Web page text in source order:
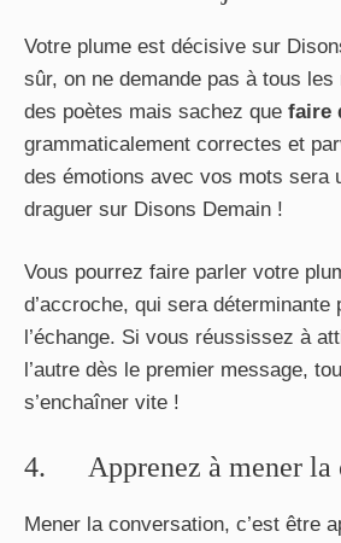
Votre plume est décisive sur
sûr, on ne demande pas à tous les
des poètes mais sachez que faire
grammaticalement correctes et
des émotions avec vos mots sera
draguer sur Disons Demain !
Vous pourrez faire parler votre
d’accroche, qui sera déterminante
l’échange. Si vous réussissez à
l’autre dès le premier message,
s’enchaîner vite !
4. Apprenez à mener la
Mener la conversation, c’est être